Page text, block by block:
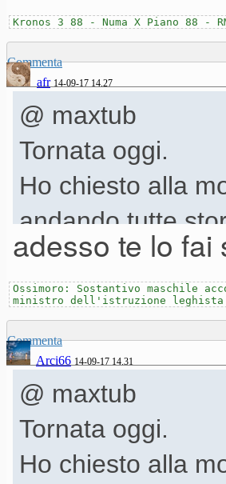
Kronos 3 88 - Numa X Piano 88 -
Commenta
afr 14-09-17 14.27
@ maxtub
Tornata oggi.
Ho chiesto alla
andando tutte
un copri-
Stasera la provo
adesso te lo fai
Ossimoro: Sostantivo maschile
ministro dell'istruzione leghista
Commenta
Arci66 14-09-17 14.31
@ maxtub
Tornata oggi.
Ho chiesto alla